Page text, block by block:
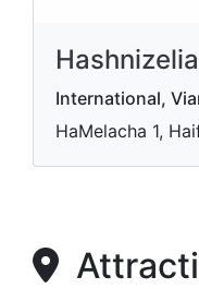
International,
HaMelacha 1,